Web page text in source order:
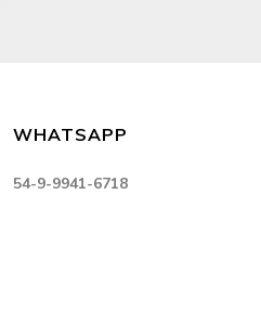
WHATSAPP
54-9-9941-6718